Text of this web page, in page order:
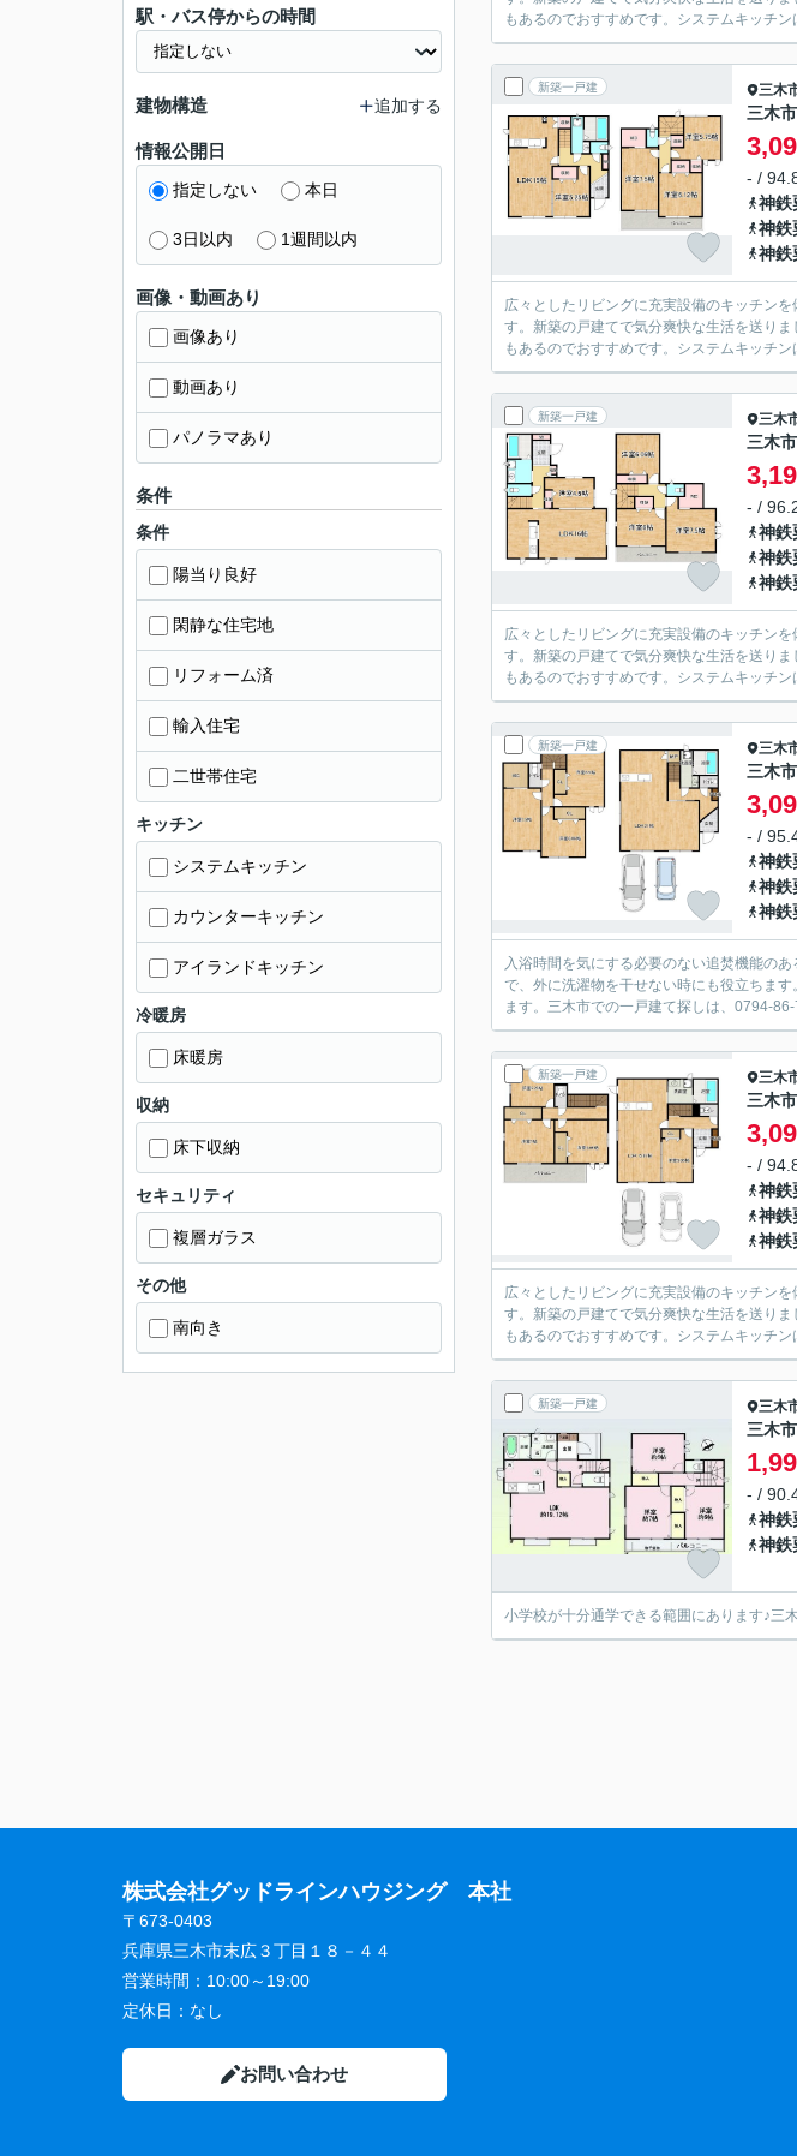
もあるのでおすすめです。システムキッチ
新築一戸建 三木
三木
- /
神鉄
神鉄
神鉄
広々としたリビングに充実設備のキッチン
す。新築の戸建てで気分爽快な生活を送り
もあるのでおすすめです。システムキッチ
新築一戸建 三木
三木
- /
神鉄
神鉄
神鉄
広々としたリビングに充実設備のキッチン
す。新築の戸建てで気分爽快な生活を送り
もあるのでおすすめです。システムキッチ
新築一戸建 三木
三木
- /
神鉄
神鉄
神鉄
入浴時間を気にする必要のない追焚機能の
で、外に洗濯物を干せない時にも役立ちま
ます。三木市での一戸建て探しは、0794-86-
新築一戸建 三木
三木
- /
神鉄
神鉄
神鉄
広々としたリビングに充実設備のキッチン
す。新築の戸建てで気分爽快な生活を送り
もあるのでおすすめです。システムキッチ
新築一戸建 三木
三木
- /
神鉄
神鉄
小学校が十分通学できる範囲にあります♪三
駅・バス停からの時間
建物構造 追加する
情報公開日
指定しない 本日
3日以内 1週間以内
画像・動画あり
画像あり
動画あり
パノラマあり
条件
条件
陽当り良好
閑静な住宅地
リフォーム済
輸入住宅
二世帯住宅
キッチン
システムキッチン
カウンターキッチン
アイランドキッチン
冷暖房
床暖房
収納
床下収納
セキュリティ
複層ガラス
その他
南向き
株式会社グッドラインハウジング 本社
〒673-0403
兵庫県三木市末広３丁目１８－４４
営業時間： 10:00～19:00
定休日： なし
お問い合わせ